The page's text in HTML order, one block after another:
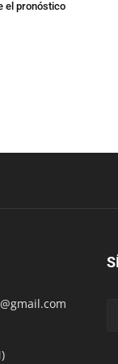
el pronóstico